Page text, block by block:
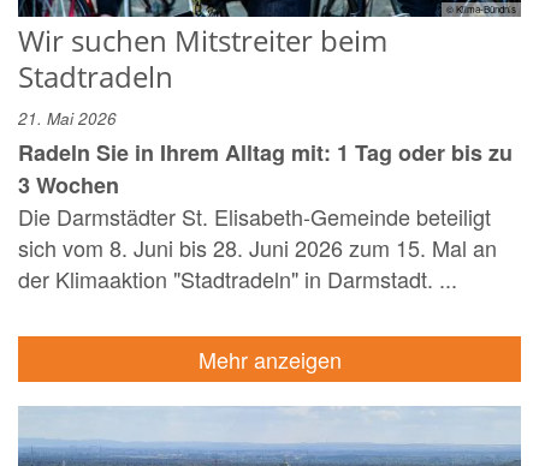
© Klima-Bündnis
Wir suchen Mitstreiter beim
Stadtradeln
21. Mai 2026
Radeln Sie in Ihrem Alltag mit: 1 Tag oder bis zu
3 Wochen
Die Darmstädter St. Elisabeth-Gemeinde beteiligt
sich vom 8. Juni bis 28. Juni 2026 zum 15. Mal an
der Klimaaktion "Stadtradeln" in Darmstadt. ...
Mehr anzeigen